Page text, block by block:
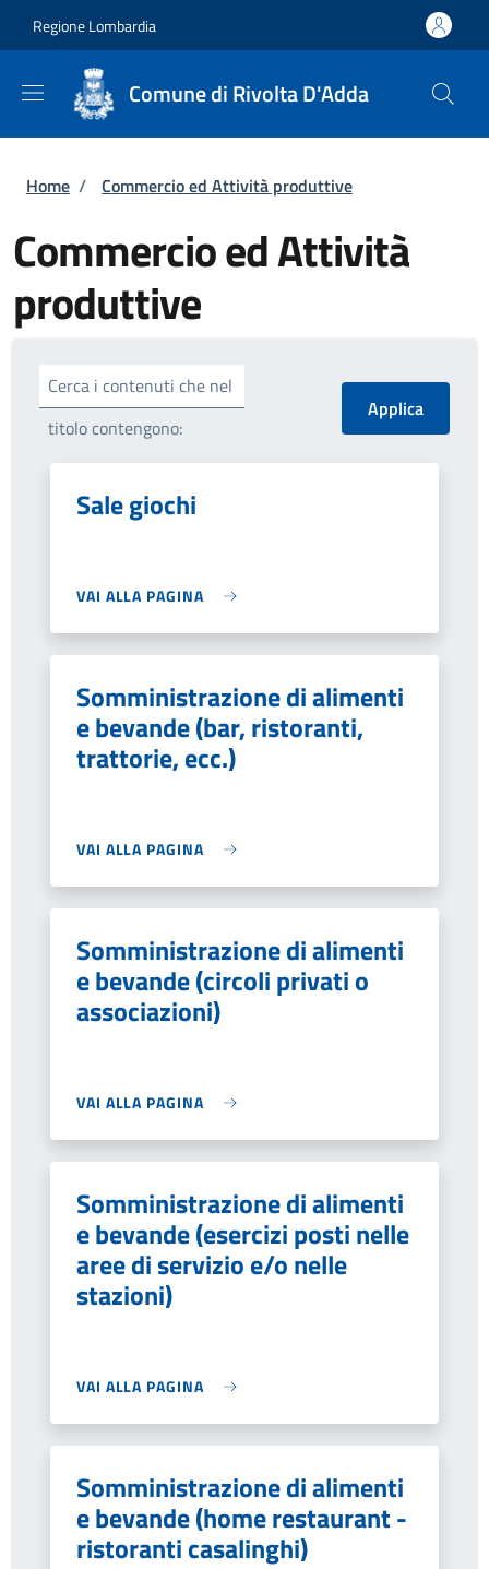
Regione Lombardia
Comune di Rivolta D'Adda
Briciole di pane
Home / Commercio ed Attività produttive
Commercio ed Attività
produttive
Cerca i contenuti che nel
titolo contengono:
Sale giochi
VAI ALLA PAGINA
Somministrazione di alimenti
e bevande (bar, ristoranti,
trattorie, ecc.)
VAI ALLA PAGINA
Somministrazione di alimenti
e bevande (circoli privati o
associazioni)
VAI ALLA PAGINA
Somministrazione di alimenti
e bevande (esercizi posti nelle
aree di servizio e/o nelle
stazioni)
VAI ALLA PAGINA
Somministrazione di alimenti
e bevande (home restaurant -
ristoranti casalinghi)